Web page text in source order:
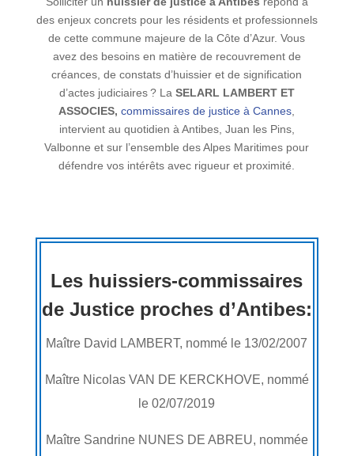
des enjeux concrets pour les résidents et professionnels
de cette commune majeure de la Côte d’Azur. Vous
avez des besoins en matière de recouvrement de
créances, de constats d’huissier et de signification
d’actes judiciaires ? La SELARL LAMBERT ET
ASSOCIES, commissaires de justice à Cannes
intervient au quotidien à Antibes, Juan les Pins,
Valbonne et sur l’ensemble des Alpes Maritimes pour
défendre vos intérêts avec rigueur et proximité.
Les huissiers-commissaires
de Justice proches d’Antibes:
Maître David LAMBERT, nommé le 13/02/2007
Maître Nicolas VAN DE KERCKHOVE, nommé
le 02/07/2019
Maître Sandrine NUNES DE ABREU, nommée